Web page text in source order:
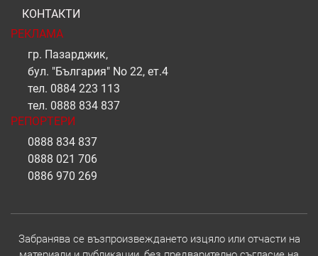
КОНТАКТИ
РЕКЛАМА
гр. Пазарджик,
бул. "България" No 22, ет.4
тел. 0884 223 113
тел. 0888 834 837
РЕПОРТЕРИ
0888 834 837
0888 021 706
0886 970 269
Забранява се възпроизвеждането изцяло или отчасти на